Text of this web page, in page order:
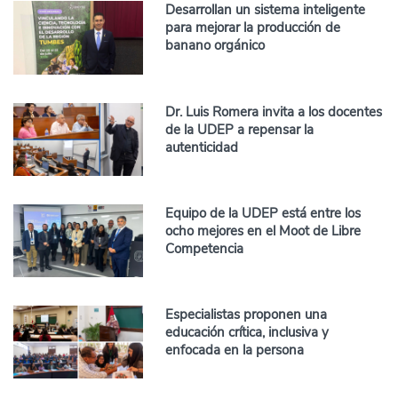
Desarrollan un sistema inteligente
para mejorar la producción de
banano orgánico
Dr. Luis Romera invita a los docentes
de la UDEP a repensar la
autenticidad
Equipo de la UDEP está entre los
ocho mejores en el Moot de Libre
Competencia
Especialistas proponen una
educación crítica, inclusiva y
enfocada en la persona